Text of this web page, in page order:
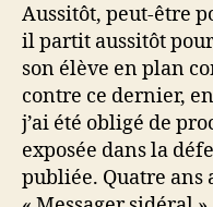
Aussitôt, peut-être
il partit aussitôt
son élève en plan
contre ce dernier,
j’ai été obligé de
exposée dans la
publiée. Quatre